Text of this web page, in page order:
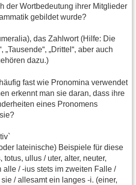
der Wortbedeutung ihrer Mitglieder
gebildet wurde?
das Zahlwort (Hilfe: Die
„Tausende“, „Drittel“, aber auch
dazu.)
fast wie Pronomina verwendet
erkennt man sie daran, dass ihre
eines Pronomens
lateinische) Beispiele für diese
ullus / uter, alter, neuter,
alle / -ius stets im zweiten Falle /
/ allesamt ein langes -i. (einer,